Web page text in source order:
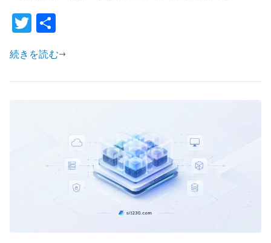
前
へ
使
え
る
か
T
w
it
te
続きを読む